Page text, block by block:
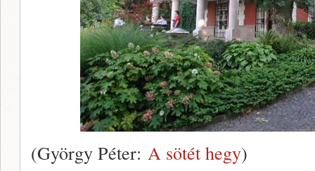
(György Péter: A sötét hegy)